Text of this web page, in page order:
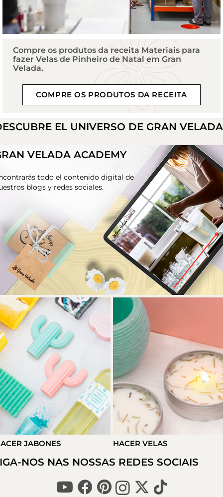
Compre os produtos da receita Materiais para
fazer Velas de Pinheiro de Natal em Gran
Velada.
COMPRE OS PRODUTOS DA RECEITA
EL UNIVERSO DE GRAN VELADA
VELADA ACADEMY
todo el contenido digital de
blogs y redes sociales.
VELAS HACER DETALLES
NOS NAS NOSSAS REDES SOCIAIS